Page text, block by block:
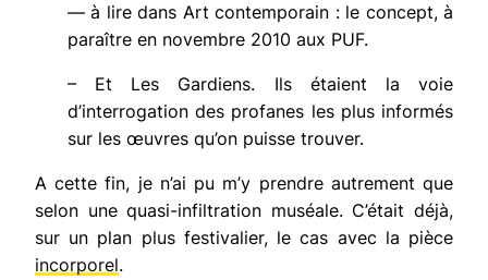
— à lire dans Art contemporain : le concept,à
paraître en novembre 2010 aux PUF.
– Et Les Gardiens. Ils étaient la voie
d’interrogation des profanes les plus informés
sur les œuvres qu’on puisse trouver.
A cette fin, je n’ai pu m’y prendre autrement que
selon une quasi-infiltration muséale. C’était déjà,
sur un plan plus festivalier, le cas avec la pièce
incorporel.